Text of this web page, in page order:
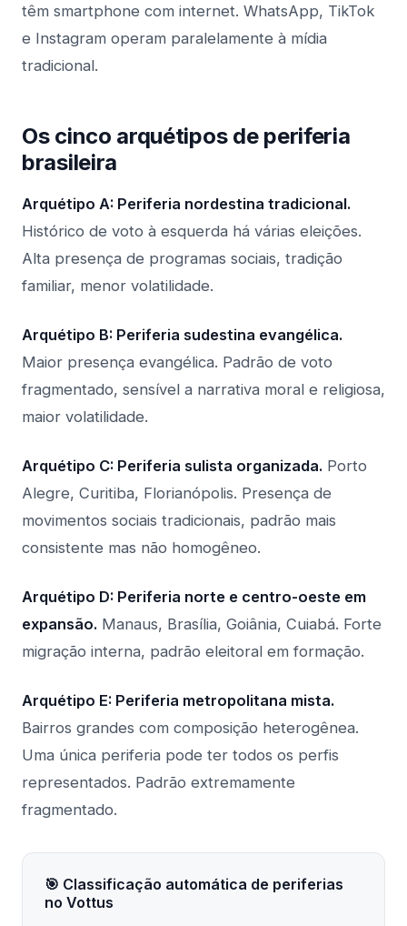
têm smartphone com internet. WhatsApp, TikTok
e Instagram operam paralelamente à mídia
tradicional.
Os cinco arquétipos de periferia
brasileira
Arquétipo A: Periferia nordestina tradicional.
Histórico de voto à esquerda há várias eleições.
Alta presença de programas sociais, tradição
familiar, menor volatilidade.
Arquétipo B: Periferia sudestina evangélica.
Maior presença evangélica. Padrão de voto
fragmentado, sensível a narrativa moral e religiosa,
maior volatilidade.
Arquétipo C: Periferia sulista organizada. Porto
Alegre, Curitiba, Florianópolis. Presença de
movimentos sociais tradicionais, padrão mais
consistente mas não homogêneo.
Arquétipo D: Periferia norte e centro-oeste em
expansão. Manaus, Brasília, Goiânia, Cuiabá. Forte
migração interna, padrão eleitoral em formação.
Arquétipo E: Periferia metropolitana mista.
Bairros grandes com composição heterogênea.
Uma única periferia pode ter todos os perfis
representados. Padrão extremamente
fragmentado.
🎯 Classificação automática de periferias
no Vottus